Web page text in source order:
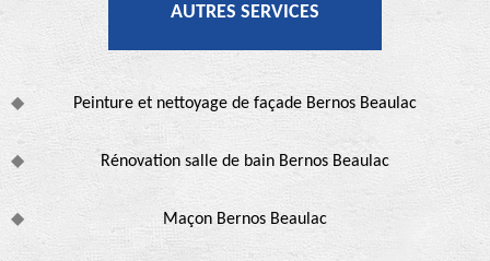
AUTRES SERVICES
Peinture et nettoyage de façade Bernos Beaulac
Rénovation salle de bain Bernos Beaulac
Maçon Bernos Beaulac